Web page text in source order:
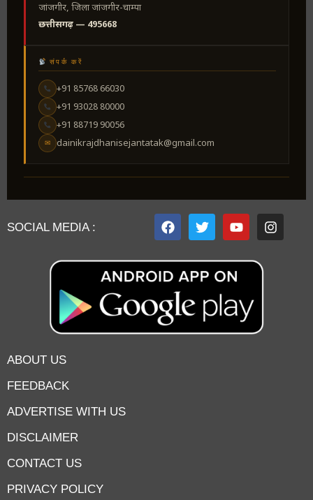
जांजगीर, जिला जांजगीर-चाम्पा
छत्तीसगढ़ — 495668
संपर्क करें
+91 85768 66030
+91 93028 80000
+91 88719 90056
✉ dainikrajdhanisejantatak@gmail.com
SOCIAL MEDIA :
ABOUT US
FEEDBACK
ADVERTISE WITH US
DISCLAIMER
CONTACT US
PRIVACY POLICY